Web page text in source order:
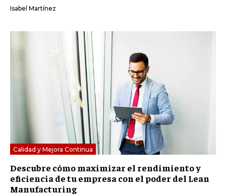
Isabel Martínez
Calidad y Mejora Continua
Descubre cómo maximizar el rendimiento y
eficiencia de tu empresa con el poder del Lean
Manufacturing